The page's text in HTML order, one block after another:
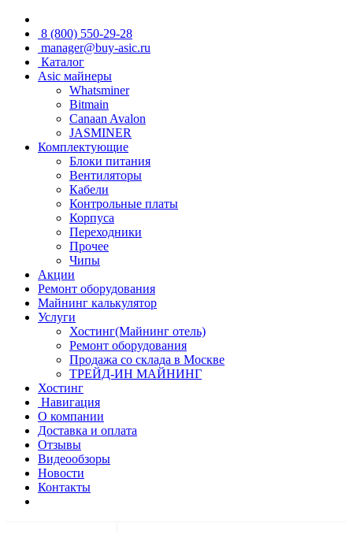
8 (800) 550-29-28
manager@buy-asic.ru
Каталог
Asic майнеры
Whatsminer
Bitmain
Canaan Avalon
JASMINER
Комплектующие
Блоки питания
Вентиляторы
Кабели
Контрольные платы
Корпуса
Переходники
Прочее
Чипы
Акции
Ремонт оборудования
Майнинг калькулятор
Услуги
Хостинг(Майнинг отель)
Ремонт оборудования
Продажа со склада в Москве
ТРЕЙД-ИН МАЙНИНГ
Хостинг
Навигация
О компании
Доставка и оплата
Отзывы
Видеообзоры
Новости
Контакты